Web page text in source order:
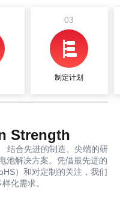
03
制定计划
Strength
结合先进的制造、尖端的研
池解决方案。凭借最先进的
）和对定制的关注，我们
化需求。